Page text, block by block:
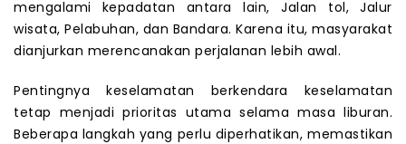
mengalami kepadatan antara lain, Jalan tol, Jalur
wisata, Pelabuhan, dan Bandara. Karena itu, masyarakat
dianjurkan merencanakan perjalanan lebih awal.
Pentingnya keselamatan berkendara keselamatan
tetap menjadi prioritas utama selama masa liburan.
Beberapa langkah yang perlu diperhatikan, memastikan